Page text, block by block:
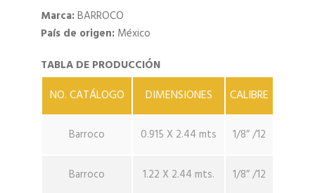
Marca:BARROCO
País de origen: México
TABLA DE PRODUCCIÓN
NO. CATÁLOGO DIMENSIONES CALIBRE
Barroco 0.915 X 2.44 mts 1/8″ /12
Barroco 1.22 X 2.44 mts. 1/8″ /12